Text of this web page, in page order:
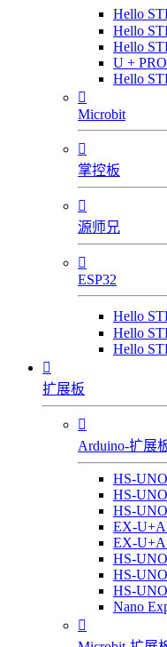
Hello
Hello
Hello
U +
Hello

Microbit

掌控板

源师兄

ESP32
Hello
Hello
Hello

扩展板

Arduino-扩展
HS-
HS-
HS-
EX-
EX-
HS-
HS-
HS-
Nano
